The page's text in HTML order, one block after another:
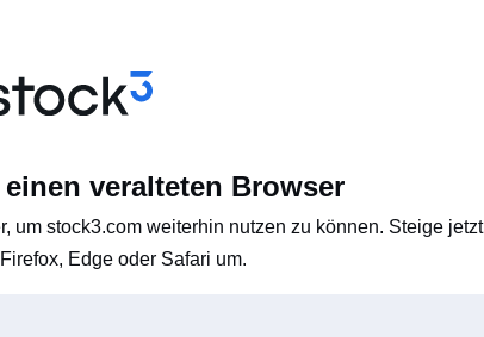
veralteten Browser
um stock3.com weiterhin nutzen zu können. Steige jetzt
Edge oder Safari um.